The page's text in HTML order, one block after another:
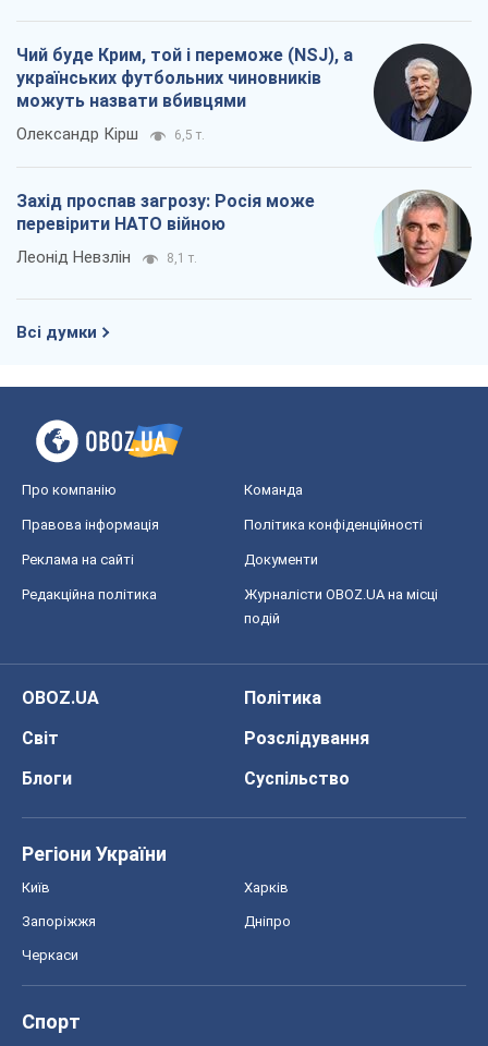
Чий буде Крим, той і переможе (NSJ), а
українських футбольних чиновників
можуть назвати вбивцями
Олександр Кірш 6,5 т.
Захід проспав загрозу: Росія може
перевірити НАТО війною
Леонід Невзлін 8,1 т.
Всі думки
Про компанію Команда
Правова інформація Політика конфіденційності
Реклама на сайті Документи
Редакційна політика
Журналісти OBOZ.UA на місці
подій
OBOZ.UA
Політика
Світ
Розслідування
Блоги
Суспільство
Регіони України
Київ Харків
Запоріжжя Дніпро
Черкаси
Спорт